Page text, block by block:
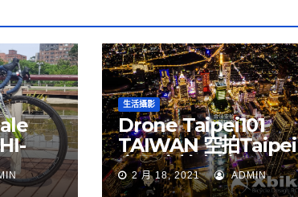
生活攝影
Drone Taipei101
TAIWAN 空拍Taipei
夜景 空拍素材
2 月 18, 2021 ADMIN